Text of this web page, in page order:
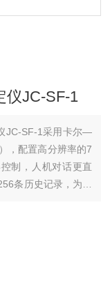
仪JC-SF-1
JC-SF-1采用卡尔—
，配置高分辨率的7
制，人机对话更直
条历史记录，为您
、医药、农药、矿